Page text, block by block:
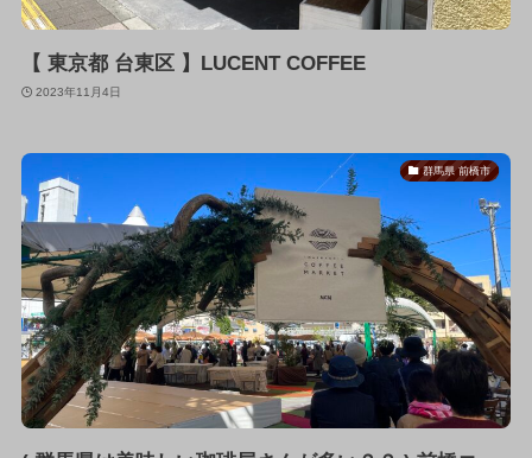
【 東京都 台東区 】LUCENT COFFEE
2023年11月4日
群馬県 前橋市